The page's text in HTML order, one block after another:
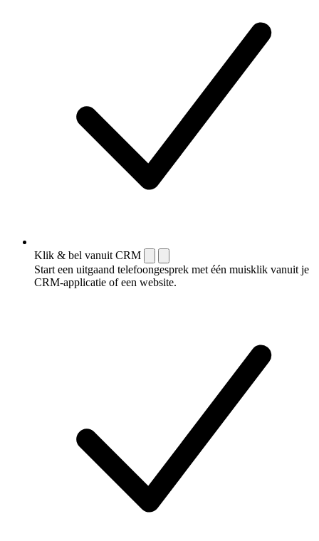
Klik & bel vanuit CRM
Start een uitgaand telefoongesprek met één muisklik vanuit je
CRM-applicatie of een website.